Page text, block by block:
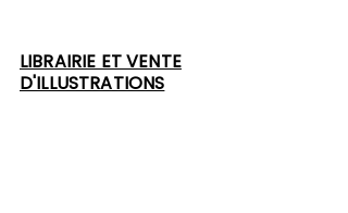
LIBRAIRIE ET VENTE
D'ILLUSTRATIONS